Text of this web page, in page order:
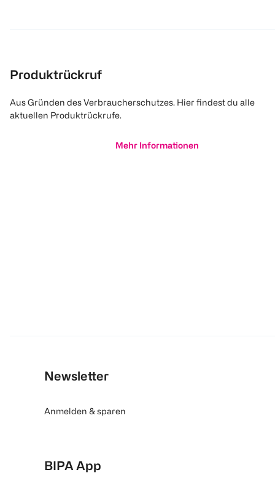
Produktrückruf
Aus Gründen des Verbraucherschutzes. Hier findest du alle
aktuellen Produktrückrufe.
Mehr Informationen
Newsletter
Anmelden & sparen
BIPA App